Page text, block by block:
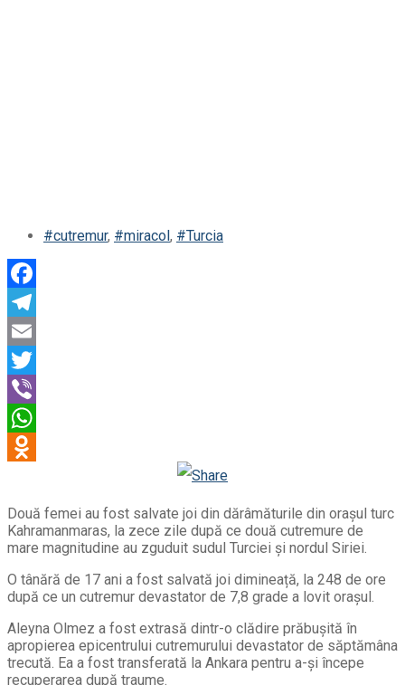
#cutremur, #miracol, #Turcia
Odnoklassniki
Două femei au fost salvate joi din dărâmăturile din orașul turc
Kahramanmaras, la zece zile după ce două cutremure de
mare magnitudine au zguduit sudul Turciei și nordul Siriei.
O tânără de 17 ani a fost salvată joi dimineață, la 248 de ore
după ce un cutremur devastator de 7,8 grade a lovit orașul.
Aleyna Olmez a fost extrasă dintr-o clădire prăbușită în
apropierea epicentrului cutremurului devastator de săptămâna
trecută. Ea a fost transferată la Ankara pentru a-și începe
recuperarea după traume.